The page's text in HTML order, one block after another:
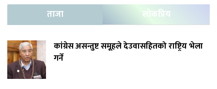
ताजा लोकप्रिय
कांग्रेस असन्तुष्ट समूहले देउवासहितको राष्ट्रिय भेला
गर्ने